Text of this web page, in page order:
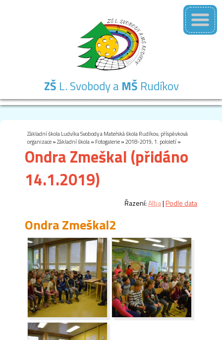
ZŠ L. Svobody a MŠ Rudíkov
Základní škola Ludvíka Svobody a Mateřská škola Rudíkov, příspěvková
organizace»Základní škola» Fotogalerie»2018-2019, 1. pololetí»
Ondra Zmeškal (přidáno
14.1.2019)
Řazení:Alba|Podle data
Ondra Zmeškal2